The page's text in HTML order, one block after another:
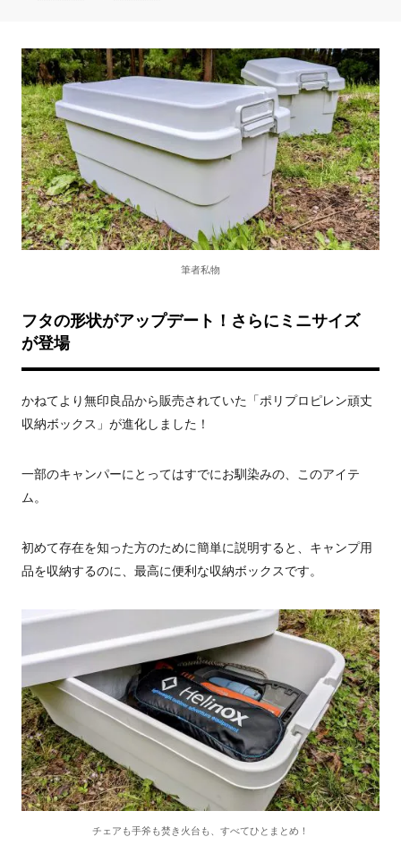
筆者私物
フタの形状がアップデート！さらにミニサイズ
が登場
かねてより無印良品から販売されていた「ポリプロピレン頑丈
収納ボックス」が進化しました！
一部のキャンパーにとってはすでにお馴染みの、このアイテ
ム。
初めて存在を知った方のために簡単に説明すると、キャンプ用
品を収納するのに、最高に便利な収納ボックスです。
チェアも手斧も焚き火台も、すべてひとまとめ！